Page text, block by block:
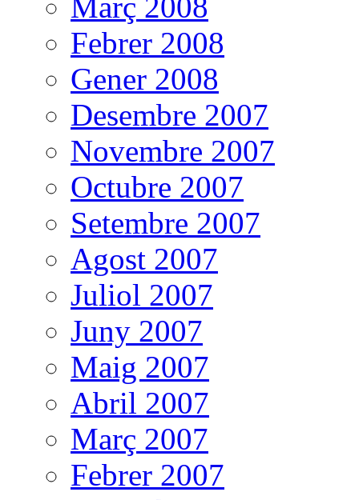
Febrer 2008
Gener 2008
Desembre 2007
Novembre 2007
Octubre 2007
Setembre 2007
Agost 2007
Juliol 2007
Juny 2007
Maig 2007
Abril 2007
Març 2007
Febrer 2007